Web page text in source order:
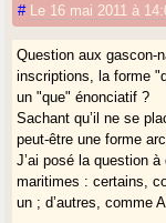
# Le 16 mai 2011 à
Question aux gascon-
inscriptions, la forme
un "que" énonciatif ?
Sachant qu’il ne se
peut-être une forme
J’ai posé la question
maritimes : certains,
un ; d’autres, comme